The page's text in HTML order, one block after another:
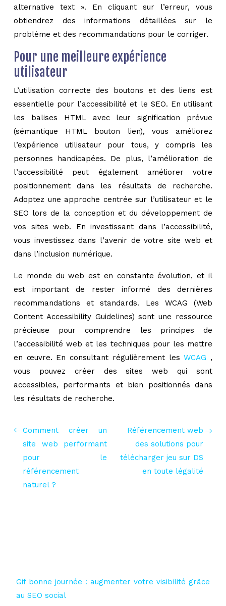
alternative text ». En cliquant sur l’erreur, vous
obtiendrez des informations détaillées sur le
problème et des recommandations pour le corriger.
Pour une meilleure expérience
utilisateur
L’utilisation correcte des boutons et des liens est
essentielle pour l’accessibilité et le SEO. En utilisant
les balises HTML avec leur signification prévue
(sémantique HTML bouton lien), vous améliorez
l’expérience utilisateur pour tous, y compris les
personnes handicapées. De plus, l’amélioration de
l’accessibilité peut également améliorer votre
positionnement dans les résultats de recherche.
Adoptez une approche centrée sur l’utilisateur et le
SEO lors de la conception et du développement de
vos sites web. En investissant dans l’accessibilité,
vous investissez dans l’avenir de votre site web et
dans l’inclusion numérique.
Le monde du web est en constante évolution, et il
est important de rester informé des dernières
recommandations et standards. Les WCAG (Web
Content Accessibility Guidelines) sont une ressource
précieuse pour comprendre les principes de
l’accessibilité web et les techniques pour les mettre
en œuvre. En consultant régulièrement lesWCAG ,
vous pouvez créer des sites web qui sont
accessibles, performants et bien positionnés dans
les résultats de recherche.
Comment créer un
site web performant
pour le
référencement
naturel ?
Référencement web
des solutions pour
télécharger jeu sur DS
en toute légalité
Gif bonne journée : augmenter votre visibilité grâce
au SEO social